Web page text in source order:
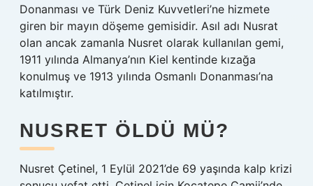
Donanması ve Türk Deniz Kuvvetleri’ne hizmete
giren bir mayın döşeme gemisidir. Asıl adı Nusrat
olan ancak zamanla Nusret olarak kullanılan gemi,
1911 yılında Almanya’nın Kiel kentinde kızağa
konulmuş ve 1913 yılında Osmanlı Donanması’na
katılmıştır.
NUSRET ÖLDÜ MÜ?
Nusret Çetinel, 1 Eylül 2021’de 69 yaşında kalp krizi